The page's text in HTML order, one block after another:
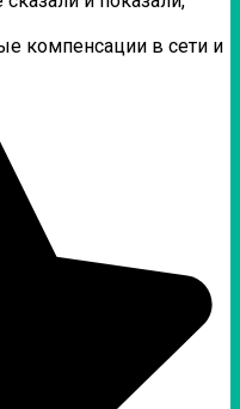
компенсации в сети и